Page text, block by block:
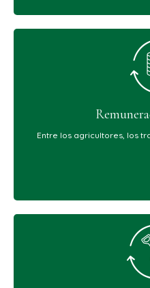
Entre los agricultores, los